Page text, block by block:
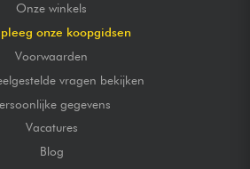
Onze winkels
onze koopgidsen
Voorwaarden
vragen bekijken
gegevens
Vacatures
Blog